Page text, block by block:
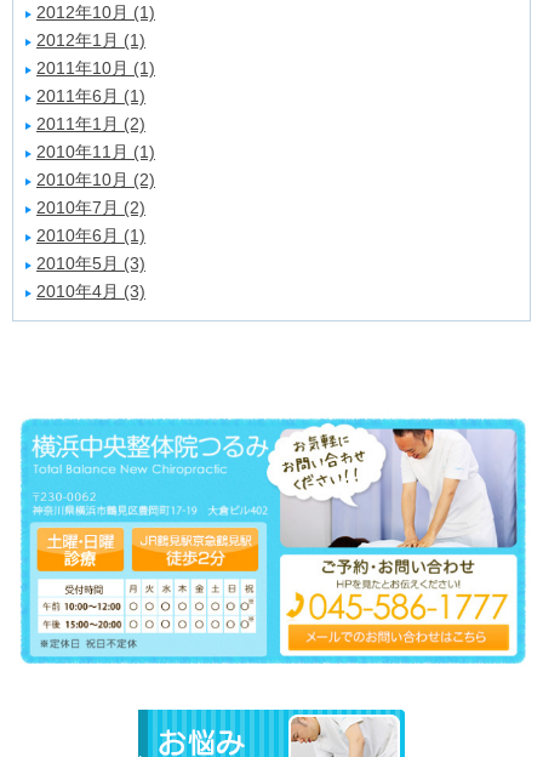
2012年10月 (1)
2012年1月 (1)
2011年10月 (1)
2011年6月 (1)
2011年1月 (2)
2010年11月 (1)
2010年10月 (2)
2010年7月 (2)
2010年6月 (1)
2010年5月 (3)
2010年4月 (3)